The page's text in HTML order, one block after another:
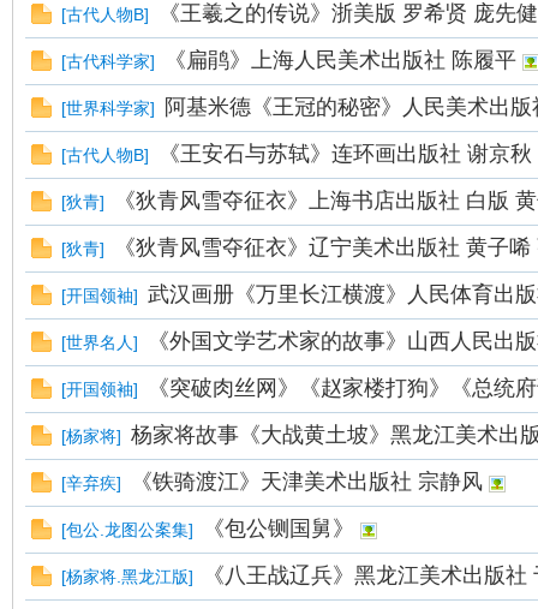
[古代人物B] 《王羲之的传说》浙美版 罗希贤 庞先健
[古代科学家] 《扁鹃》上海人民美术出版社 陈履平
[世界科学家] 阿基米德《王冠的秘密》人民美术出
[古代人物B] 《王安石与苏轼》连环画出版社 谢京秋
[狄青] 《狄青风雪夺征衣》上海书店出版社 白版
[狄青] 《狄青风雪夺征衣》辽宁美术出版社 黄子唏
[开国领袖] 武汉画册《万里长江横渡》人民体育出
[世界名人] 《外国文学艺术家的故事》山西人民出
[开国领袖] 《突破肉丝网》《赵家楼打狗》《总统
[杨家将] 杨家将故事《大战黄土坡》黑龙江美术出
[辛弃疾] 《铁骑渡江》天津美术出版社 宗静风
[包公.龙图公案集] 《包公铡国舅》
[杨家将.黑龙江版] 《八王战辽兵》黑龙江美术出版社